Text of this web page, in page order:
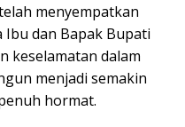
menyempatkan
Ibu dan Bapak Bupati
keselamatan dalam
menjadi semakin
hormat.